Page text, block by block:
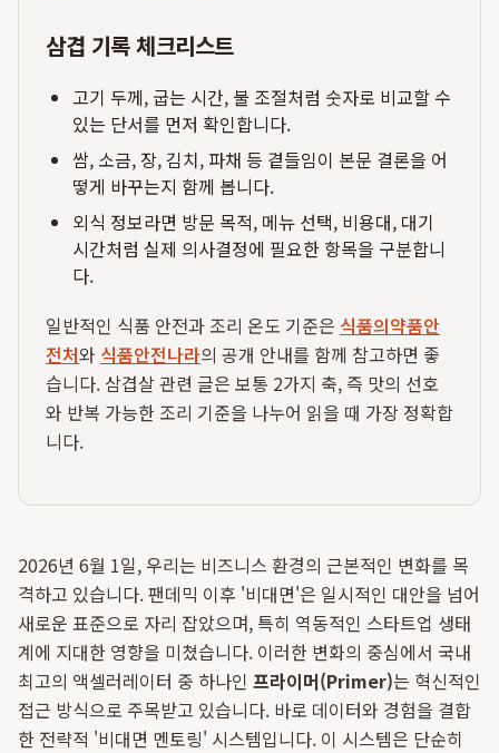
삼겹 기록 체크리스트
고기 두께, 굽는 시간, 불 조절처럼 숫자로 비교할 수
있는 단서를 먼저 확인합니다.
쌈, 소금, 장, 김치, 파채 등 곁들임이 본문 결론을 어
떻게 바꾸는지 함께 봅니다.
외식 정보라면 방문 목적, 메뉴 선택, 비용대, 대기
시간처럼 실제 의사결정에 필요한 항목을 구분합니
다.
일반적인 식품 안전과 조리 온도 기준은 식품의약품안
전처와 식품안전나라의 공개 안내를 함께 참고하면 좋
습니다. 삼겹살 관련 글은 보통 2가지 축, 즉 맛의 선호
와 반복 가능한 조리 기준을 나누어 읽을 때 가장 정확합
니다.
2026년 6월 1일, 우리는 비즈니스 환경의 근본적인 변화를 목
격하고 있습니다. 팬데믹 이후 '비대면'은 일시적인 대안을 넘어
새로운 표준으로 자리 잡았으며, 특히 역동적인 스타트업 생태
계에 지대한 영향을 미쳤습니다. 이러한 변화의 중심에서 국내
최고의 액셀러레이터 중 하나인 프라이머(Primer)는 혁신적인
접근 방식으로 주목받고 있습니다. 바로 데이터와 경험을 결합
한 전략적 '비대면 멘토링' 시스템입니다. 이 시스템은 단순히